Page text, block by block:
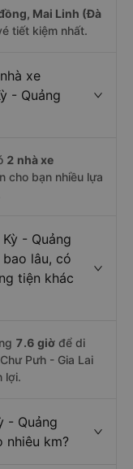
Mai Linh (Đà
tiết kiệm nhất.
xe
- Quảng
2 nhà xe
cho bạn nhiều lựa
- Quảng
lâu, có
tiện khác
7.6 giờ để di
Pưh - Gia Lai
lợi.
- Quảng
nhiêu km?